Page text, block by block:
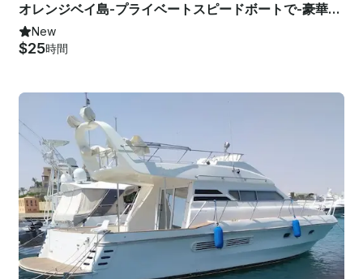
オレンジベイ島-プライベートスピードボートで-豪華な半日アドベンチャー旅行
New
$25時間